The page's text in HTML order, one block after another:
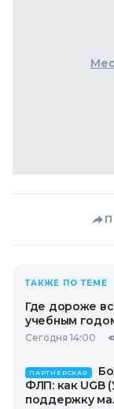
ТАКЖЕ ПО ТЕМЕ
Где дороже
учебным
Сегодня 14:00
ПАРТНЕРСКАЯ
ФЛП: как UGB
поддержку